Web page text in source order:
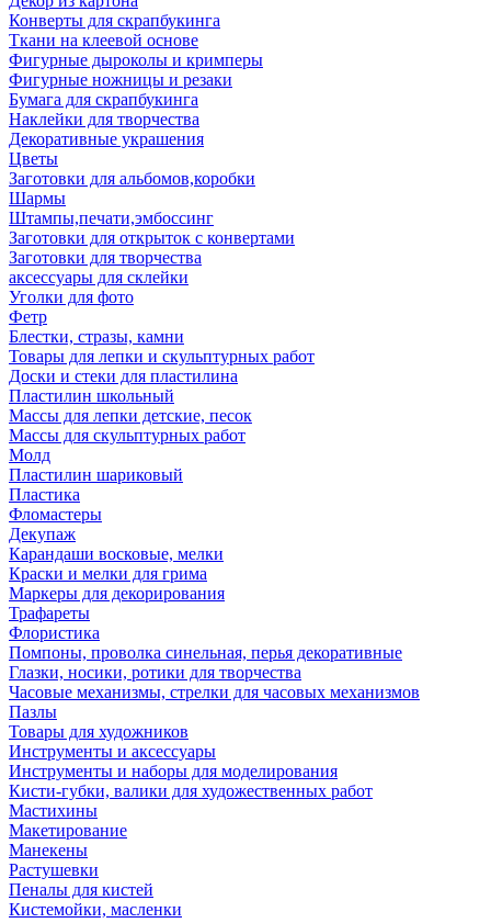
Конверты для скрапбукинга
Ткани на клеевой основе
Фигурные дыроколы и кримперы
Фигурные ножницы и резаки
Бумага для скрапбукинга
Наклейки для творчества
Декоративные украшения
Цветы
Заготовки для альбомов,коробки
Шармы
Штампы,печати,эмбоссинг
Заготовки для открыток с конвертами
Заготовки для творчества
аксессуары для склейки
Уголки для фото
Фетр
Блестки, стразы, камни
Товары для лепки и скульптурных работ
Доски и стеки для пластилина
Пластилин школьный
Массы для лепки детские, песок
Массы для скульптурных работ
Молд
Пластилин шариковый
Пластика
Фломастеры
Декупаж
Карандаши восковые, мелки
Краски и мелки для грима
Маркеры для декорирования
Трафареты
Флористика
Помпоны, проволка синельная, перья декоративные
Глазки, носики, ротики для творчества
Часовые механизмы, стрелки для часовых механизмов
Пазлы
Товары для художников
Инструменты и аксессуары
Инструменты и наборы для моделирования
Кисти-губки, валики для художественных работ
Мастихины
Макетирование
Манекены
Растушевки
Пеналы для кистей
Кистемойки, масленки